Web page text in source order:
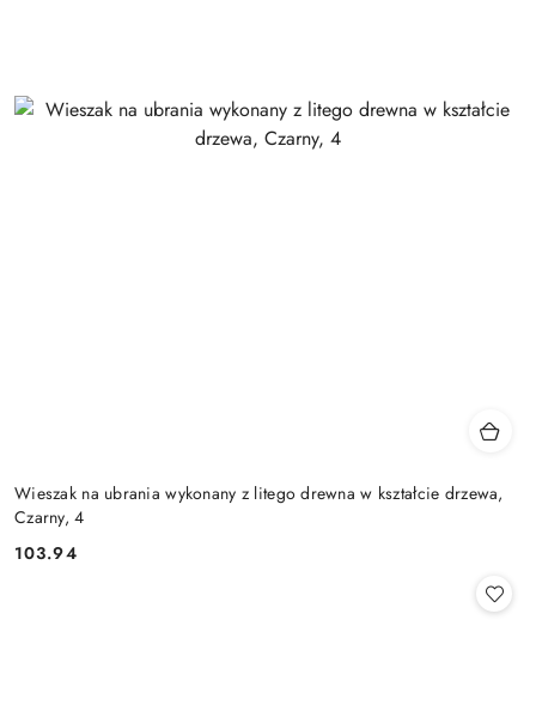
Wieszak na ubrania wykonany z litego drewna w kształcie drzewa,
Czarny, 4
Cena:
103.94